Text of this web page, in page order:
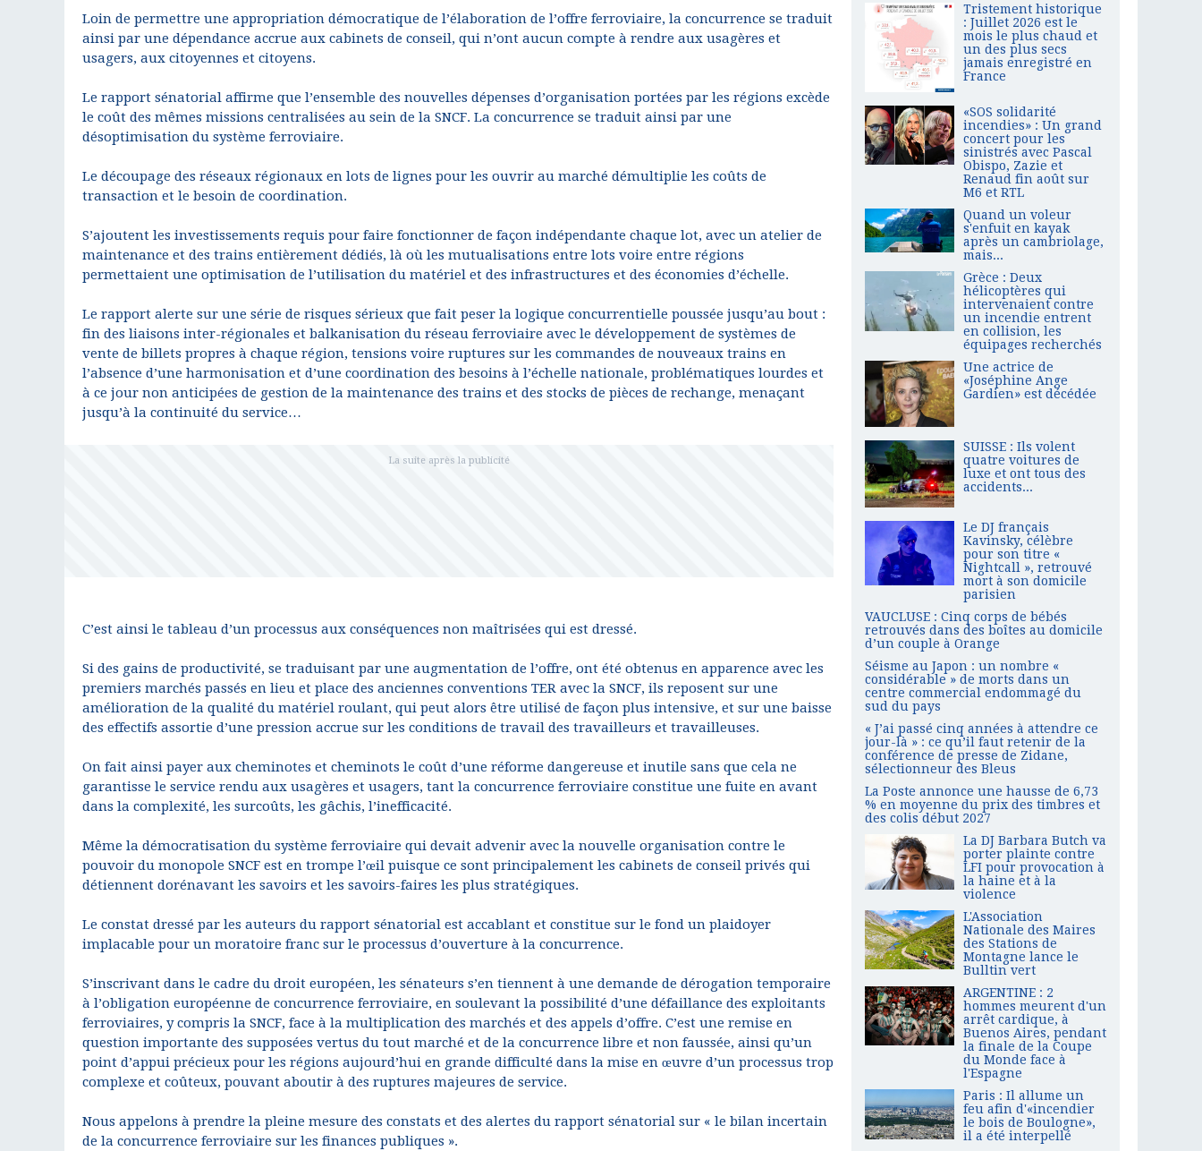
Loin de permettre une appropriation démocratique de l’élaboration de l’offre ferroviaire, la concurrence se traduit
ainsi par une dépendance accrue aux cabinets de conseil, qui n’ont aucun compte à rendre aux usagères et
usagers, aux citoyennes et citoyens.
Le rapport sénatorial affirme que l’ensemble des nouvelles dépenses d’organisation portées par les régions excède
le coût des mêmes missions centralisées au sein de la SNCF. La concurrence se traduit ainsi par une
désoptimisation du système ferroviaire.
Le découpage des réseaux régionaux en lots de lignes pour les ouvrir au marché démultiplie les coûts de
transaction et le besoin de coordination.
S’ajoutent les investissements requis pour faire fonctionner de façon indépendante chaque lot, avec un atelier de
maintenance et des trains entièrement dédiés, là où les mutualisations entre lots voire entre régions
permettaient une optimisation de l’utilisation du matériel et des infrastructures et des économies d’échelle.
Le rapport alerte sur une série de risques sérieux que fait peser la logique concurrentielle poussée jusqu’au bout :
fin des liaisons inter-régionales et balkanisation du réseau ferroviaire avec le développement de systèmes de
vente de billets propres à chaque région, tensions voire ruptures sur les commandes de nouveaux trains en
l’absence d’une harmonisation et d’une coordination des besoins à l’échelle nationale, problématiques lourdes et
à ce jour non anticipées de gestion de la maintenance des trains et des stocks de pièces de rechange, menaçant
jusqu’à la continuité du service…
C’est ainsi le tableau d’un processus aux conséquences non maîtrisées qui est dressé.
Si des gains de productivité, se traduisant par une augmentation de l’offre, ont été obtenus en apparence avec les
premiers marchés passés en lieu et place des anciennes conventions TER avec la SNCF, ils reposent sur une
amélioration de la qualité du matériel roulant, qui peut alors être utilisé de façon plus intensive, et sur une baisse
des effectifs assortie d’une pression accrue sur les conditions de travail des travailleurs et travailleuses.
On fait ainsi payer aux cheminotes et cheminots le coût d’une réforme dangereuse et inutile sans que cela ne
garantisse le service rendu aux usagères et usagers, tant la concurrence ferroviaire constitue une fuite en avant
dans la complexité, les surcoûts, les gâchis, l’inefficacité.
Même la démocratisation du système ferroviaire qui devait advenir avec la nouvelle organisation contre le
pouvoir du monopole SNCF est en trompe l’œil puisque ce sont principalement les cabinets de conseil privés qui
détiennent dorénavant les savoirs et les savoirs-faires les plus stratégiques.
Le constat dressé par les auteurs du rapport sénatorial est accablant et constitue sur le fond un plaidoyer
implacable pour un moratoire franc sur le processus d’ouverture à la concurrence.
S’inscrivant dans le cadre du droit européen, les sénateurs s’en tiennent à une demande de dérogation temporaire
à l’obligation européenne de concurrence ferroviaire, en soulevant la possibilité d’une défaillance des exploitants
ferroviaires, y compris la SNCF, face à la multiplication des marchés et des appels d’offre. C’est une remise en
question importante des supposées vertus du tout marché et de la concurrence libre et non faussée, ainsi qu’un
point d’appui précieux pour les régions aujourd’hui en grande difficulté dans la mise en œuvre d’un processus trop
complexe et coûteux, pouvant aboutir à des ruptures majeures de service.
Nous appelons à prendre la pleine mesure des constats et des alertes du rapport sénatorial sur « le bilan incertain
de la concurrence ferroviaire sur les finances publiques ».
Tristement historique
: Juillet 2026 est le
mois le plus chaud et
un des plus secs
jamais enregistré en
France
«SOS solidarité
incendies» : Un grand
concert pour les
sinistrés avec Pascal
Obispo, Zazie et
Renaud fin août sur
M6 et RTL
Quand un voleur
s'enfuit en kayak
après un cambriolage,
mais...
Grèce : Deux
hélicoptères qui
intervenaient contre
un incendie entrent
en collision, les
équipages recherchés
Une actrice de
«Joséphine Ange
Gardien» est décédée
SUISSE : Ils volent
quatre voitures de
luxe et ont tous des
accidents...
Le DJ français
Kavinsky, célèbre
pour son titre «
Nightcall », retrouvé
mort à son domicile
parisien
VAUCLUSE : Cinq corps de bébés
retrouvés dans des boîtes au domicile
d’un couple à Orange
Séisme au Japon : un nombre «
considérable » de morts dans un
centre commercial endommagé du
sud du pays
« J’ai passé cinq années à attendre ce
jour-là » : ce qu’il faut retenir de la
conférence de presse de Zidane,
sélectionneur des Bleus
La Poste annonce une hausse de 6,73
% en moyenne du prix des timbres et
des colis début 2027
La DJ Barbara Butch va
porter plainte contre
LFI pour provocation à
la haine et à la
violence
L'Association
Nationale des Maires
des Stations de
Montagne lance le
Bulltin vert
ARGENTINE : 2
hommes meurent d'un
arrêt cardique, à
Buenos Aires, pendant
la finale de la Coupe
du Monde face à
l'Espagne
Paris : Il allume un
feu afin d'«incendier
le bois de Boulogne»,
il a été interpellé